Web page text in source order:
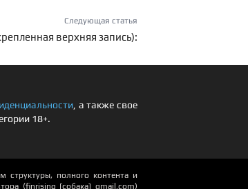
Следующая статья
верхняя запись):
, а также свое
18+.
структуры, полного контента и
(finrising [собака] gmail.com)